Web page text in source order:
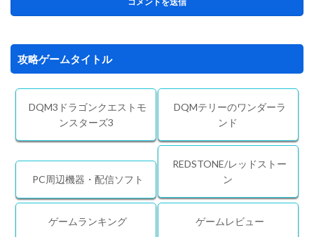
攻略ゲームタイトル
DQM3ドラゴンクエストモ
ンスターズ3
DQMテリーのワンダーラ
ンド
PC周辺機器・配信ソフト
REDSTONE/レッドストー
ン
ゲームランキング ゲームレビュー